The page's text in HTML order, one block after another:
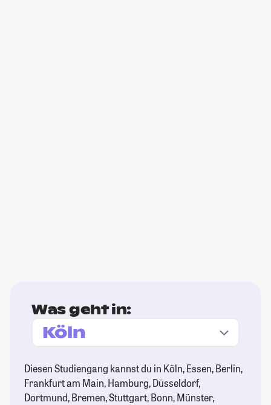
Was geht in:
Diesen Studiengang kannst du in Köln, Essen, Berlin,
Frankfurt am Main, Hamburg, Düsseldorf,
Dortmund, Bremen, Stuttgart, Bonn, Münster,